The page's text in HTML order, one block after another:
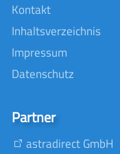
Kontakt
Inhaltsverzeichnis
Impressum
Datenschutz
Partner
astradirect GmbH